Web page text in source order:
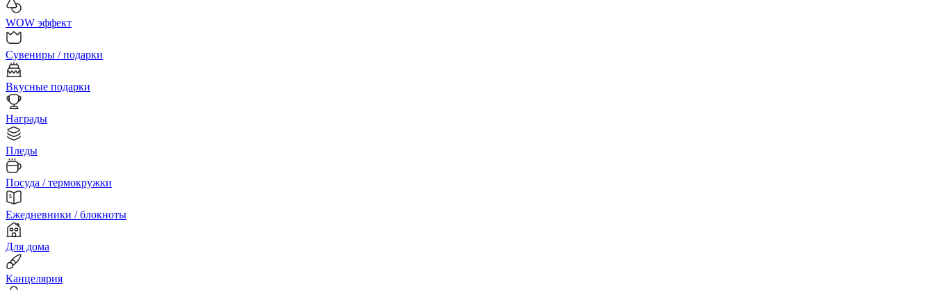
WOW эффект
Сувениры / подарки
Вкусные подарки
Награды
Пледы
Посуда / термокружки
Ежедневники / блокноты
Для дома
Канцелярия